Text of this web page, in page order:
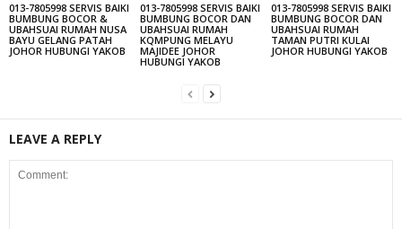
013-7805998 SERVIS BAIKI
BUMBUNG BOCOR &
UBAHSUAI RUMAH NUSA
BAYU GELANG PATAH
JOHOR HUBUNGI YAKOB
013-7805998 SERVIS BAIKI
BUMBUNG BOCOR DAN
UBAHSUAI RUMAH
KQMPUNG MELAYU
MAJIDEE JOHOR
HUBUNGI YAKOB
013-7805998 SERVIS BAIKI
BUMBUNG BOCOR DAN
UBAHSUAI RUMAH
TAMAN PUTRI KULAI
JOHOR HUBUNGI YAKOB
LEAVE A REPLY